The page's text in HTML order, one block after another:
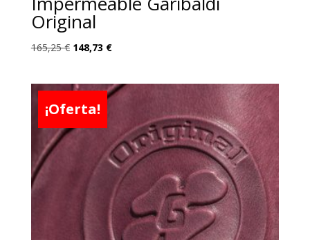
Original
165,25€ El
era:
165,25 €.
148,73 €El
es:
¡Oferta!